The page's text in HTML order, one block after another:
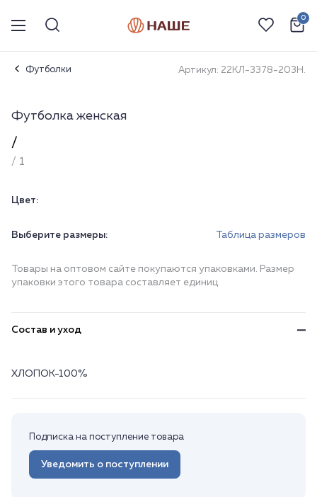
0
Футболки Артикул: 22КЛ-3378-203Н.
Футболка женская
/
/ 1
Цвет:
Выберите размеры: Таблица размеров
Товары на оптовом сайте покупаются упаковками. Размер
упаковки этого товара составляет единиц
Состав и уход
ХЛОПОК-100%
Подписка на поступление товара
Уведомить о поступлении